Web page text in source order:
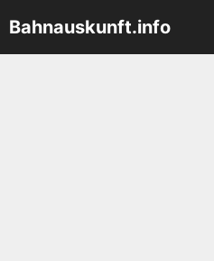
Inhalt
springen
Bahnauskunft.info